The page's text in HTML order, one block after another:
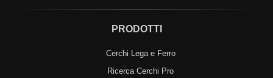
PRODOTTI
Cerchi Lega e Ferro
Ricerca Cerchi Pro